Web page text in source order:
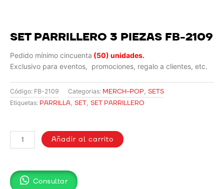
SET PARRILLERO 3 PIEZAS FB-2109
Pedido mínimo cincuenta (50) unidades.
Exclusivo para eventos, promociones, regalo a clientes, etc.
Código: FB-2109 Categorias: MERCH-POP, SETS
Etiquetas: PARRILLA, SET, SET PARRILLERO
PARRILLERO
3
FB-
2109
Añadir al carrito
Consultar